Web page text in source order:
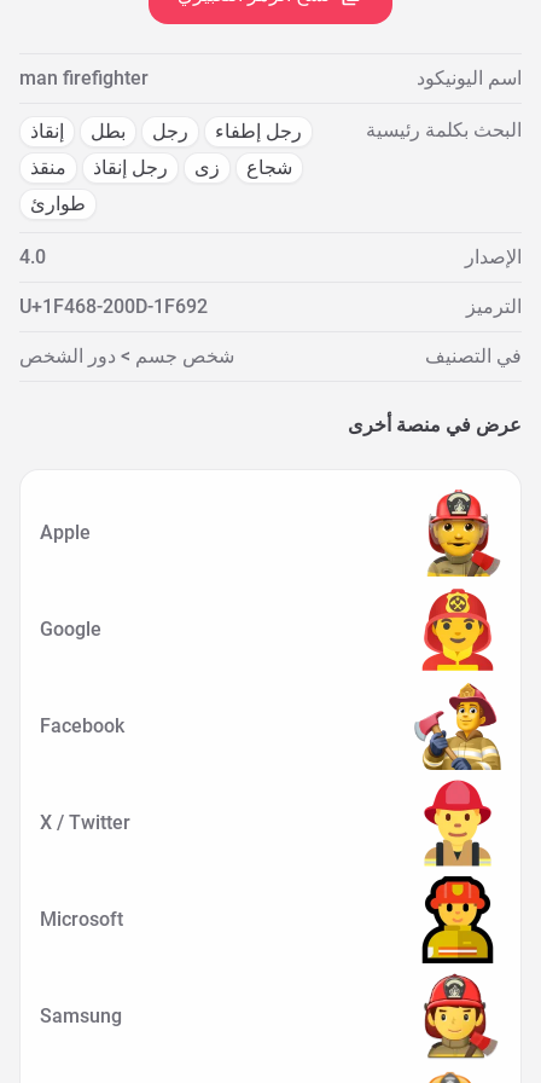
اسم اليونيكود man firefighter
البحث بكلمة رئيسية رجل إطفاء رجل بطل
إنقاذ
شجاع
زى رجل إنقاذ
منقذ
طوارئ
الإصدار 4.0
الترميز U+1F468-200D-1F692
في التصنيف شخص جسم > دور الشخص
عرض في منصة أخرى
Apple
Google
Facebook
X / Twitter
Microsoft
Samsung